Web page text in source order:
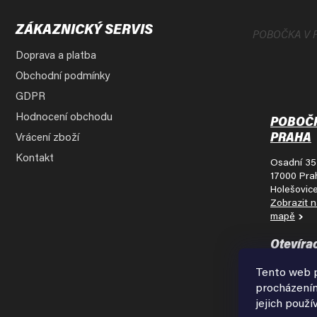
Tento web
jejich
ZÁKAZNICKÝ SERVIS
Doprava a platba
Obchodní podmínky
GDPR
Hodnocení obchodu
Vrácení zboží
Kontakt
POBOČKA V
PRAHA
Osadní 35
17000
Zobrazit
mapě
Pondělí -
9:00 -